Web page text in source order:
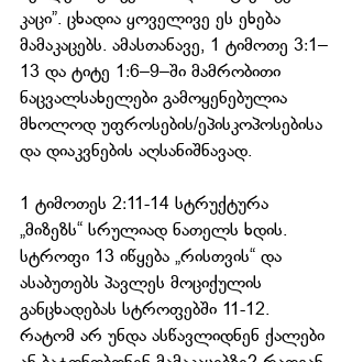
კაცი”. ცხადია ყოველივე ეს ეხება
მამაკაცებს. ამასთანავე, 1 ტიმოთე 3:1–
13 და ტიტე 1:6–9–ში მამრობითი
ნაცვალსახელები გამოყენებულია
მხოლოდ უფროსების/ეპისკოპოსებისა
და დიაკვნების აღსანიშნავად.
1 ტიმოთეს 2:11-14 სტრუქტურა
„მიზეზს“ სრულიად ნათელს ხდის.
სტროფი 13 იწყება „რისთვის“ და
ასაბუთებს პავლეს მოციქულის
განცხადებას სტროფებში 11-12.
რატომ არ უნდა ასწავლიდნენ ქალები